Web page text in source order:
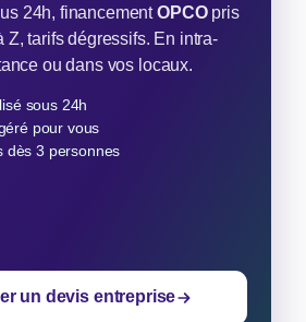
24h, financementOPCOpris
Z, tarifs dégressifs. En intra-
ou dans vos locaux.
sous 24h
pour vous
dès 3 personnes
un devis entreprise